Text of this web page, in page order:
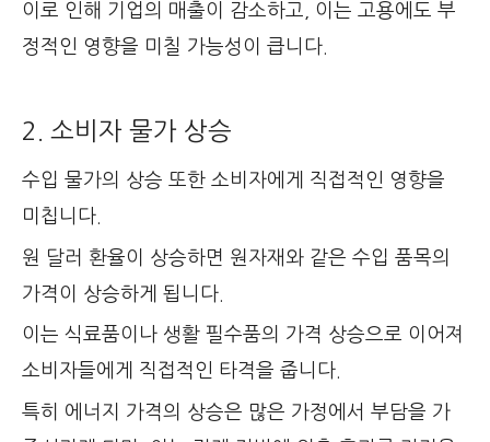
이로 인해 기업의 매출이 감소하고, 이는 고용에도 부
정적인 영향을 미칠 가능성이 큽니다.
2. 소비자 물가 상승
수입 물가의 상승 또한 소비자에게 직접적인 영향을
미칩니다.
원 달러 환율이 상승하면 원자재와 같은 수입 품목의
가격이 상승하게 됩니다.
이는 식료품이나 생활 필수품의 가격 상승으로 이어져
소비자들에게 직접적인 타격을 줍니다.
특히 에너지 가격의 상승은 많은 가정에서 부담을 가